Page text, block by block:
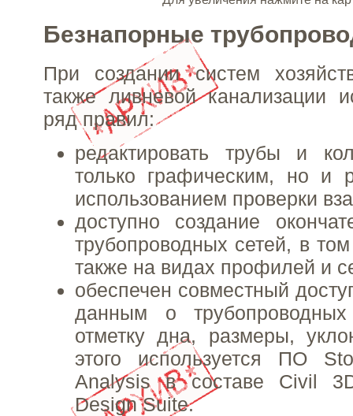
Безнапорные
При создании систем
также ливневой канализации
ряд правил:
редактировать трубы и
только графическим, но и
использованием проверки
доступно создание
трубопроводных сетей, в
также на видах профилей и
обеспечен совместный
данным о
отметку дна, размеры,
этого используется ПО
Analysis в составе Civil
Design Suite.